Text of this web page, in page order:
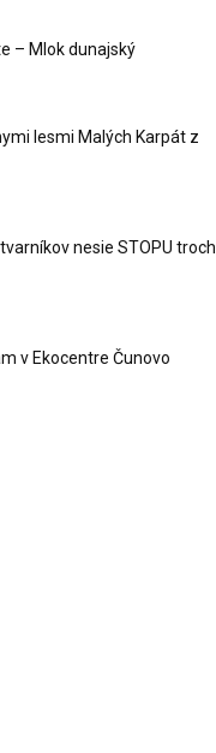
– Mlok dunajský
lesmi Malých Karpát z
nesie STOPU troch
v Ekocentre Čunovo